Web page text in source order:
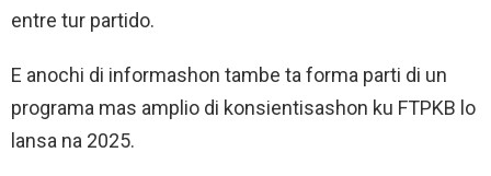
entre tur partido.
E anochi di informashon tambe ta forma parti di un
programa mas amplio di konsientisashon ku FTPKB lo
lansa na 2025.